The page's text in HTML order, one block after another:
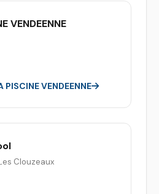
VENDEENNE
VENDEENNE
Clouzeaux